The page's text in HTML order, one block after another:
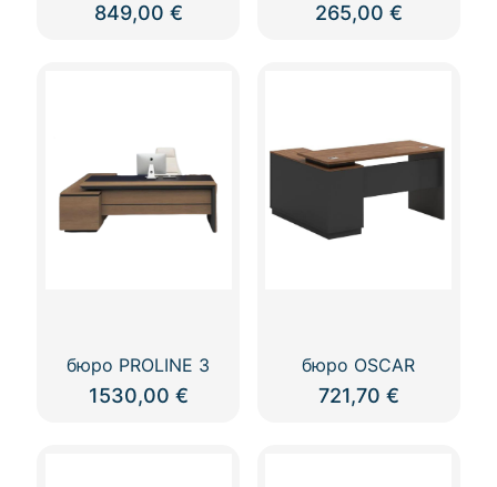
849,00 € 265,00 €
бюро PROLINE 3
1530,00 €
бюро OSCAR
721,70 €